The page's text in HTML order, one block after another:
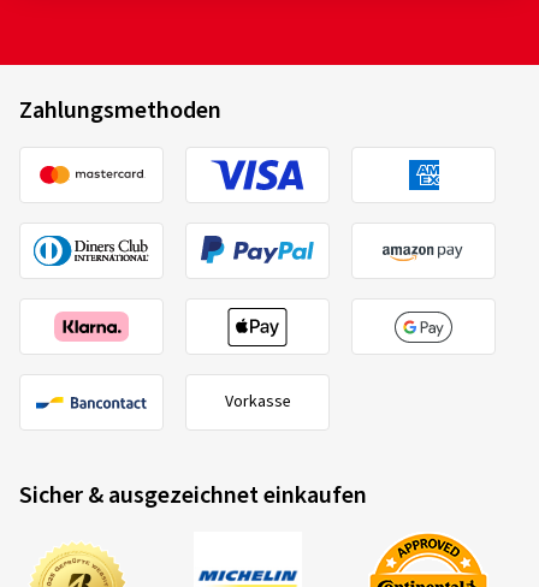
Zahlungsmethoden
Vorkasse
Sicher & ausgezeichnet einkaufen